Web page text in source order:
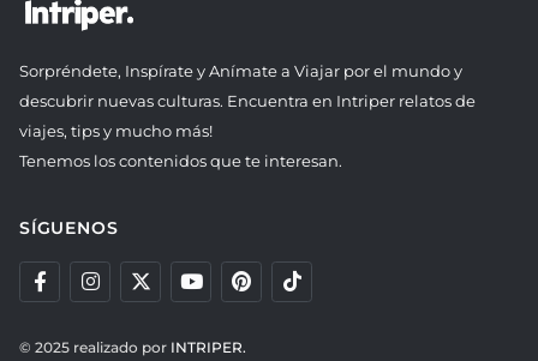
Sorpréndete, Inspírate y Anímate a Viajar por el mundo y
descubrir nuevas culturas. Encuentra en Intriper relatos de
viajes, tips y mucho más!
Tenemos los contenidos que te interesan.
SÍGUENOS
© 2025 realizado por INTRIPER.